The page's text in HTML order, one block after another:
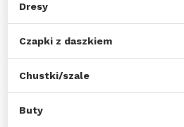
Dresy
Czapki z daszkiem
Chustki/szale
Buty